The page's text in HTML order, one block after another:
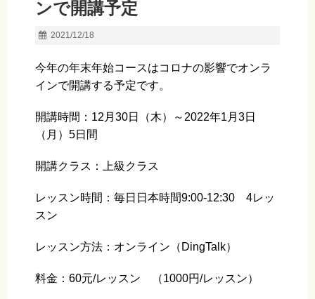
ンで開講予定
2021/12/18
今年の年末年始コースはコロナの影響でオンラ
インで開講する予定です。
開講時間：12月30日（木）～2022年1月3日
（月）5日間
開講クラス：上級クラス
レッスン時間：毎日日本時間9:00-12:30 4レッ
スン
レッスン方法：オンライン（DingTalk）
料金：60元/レッスン （1000円/レッスン）